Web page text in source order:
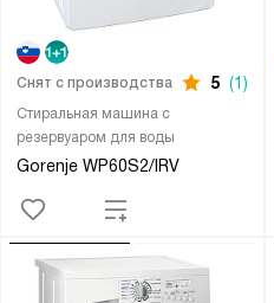
Стиральная машина с
резервуаром для воды
Gorenje WP60S2/IRV
Снят с производства 5 (1)